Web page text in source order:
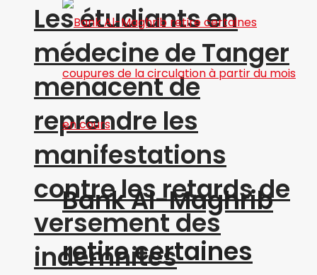
Les étudiants en
médecine de Tanger
menacent de
reprendre les
manifestations
contre les retards de
versement des
indemnités
Bank Al-Maghrib
retire certaines